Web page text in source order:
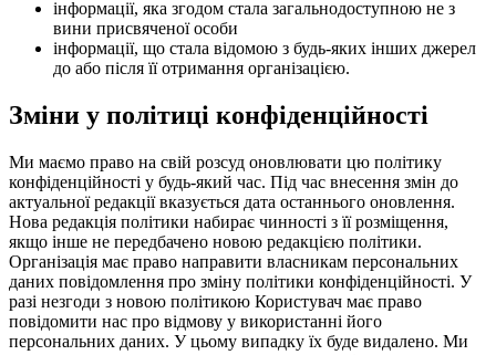
інформації, яка згодом стала загальнодоступною не з
вини присвяченої особи
інформації, що стала відомою з будь-яких інших джерел
до або після її отримання організацією.
Зміни у політиці конфіденційності
Ми маємо право на свій розсуд оновлювати цю політику
конфіденційності у будь-який час. Під час внесення змін до
актуальної редакції вказується дата останнього оновлення.
Нова редакція політики набирає чинності з її розміщення,
якщо інше не передбачено новою редакцією політики.
Організація має право направити власникам персональних
даних повідомлення про зміну політики конфіденційності. У
разі незгоди з новою політикою Користувач має право
повідомити нас про відмову у використанні його
персональних даних. У цьому випадку їх буде видалено. Ми